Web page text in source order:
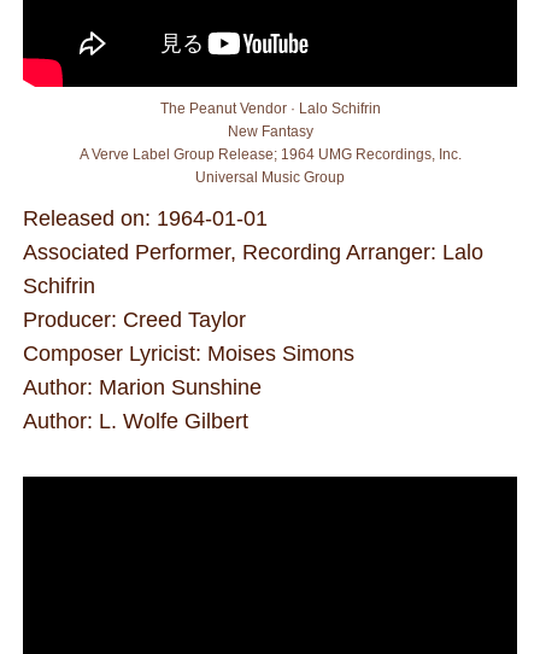
The Peanut Vendor · Lalo Schifrin
New Fantasy
A Verve Label Group Release; 1964 UMG Recordings, Inc.
Universal Music Group
Released on: 1964-01-01
Associated Performer, Recording Arranger: Lalo
Schifrin
Producer: Creed Taylor
Composer Lyricist: Moises Simons
Author: Marion Sunshine
Author: L. Wolfe Gilbert